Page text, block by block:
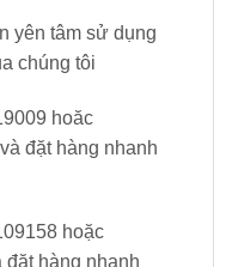
yên tâm sử dụng
chúng tôi
hoăc
đặt hàng nhanh
hoặc
đặt hàng nhanh